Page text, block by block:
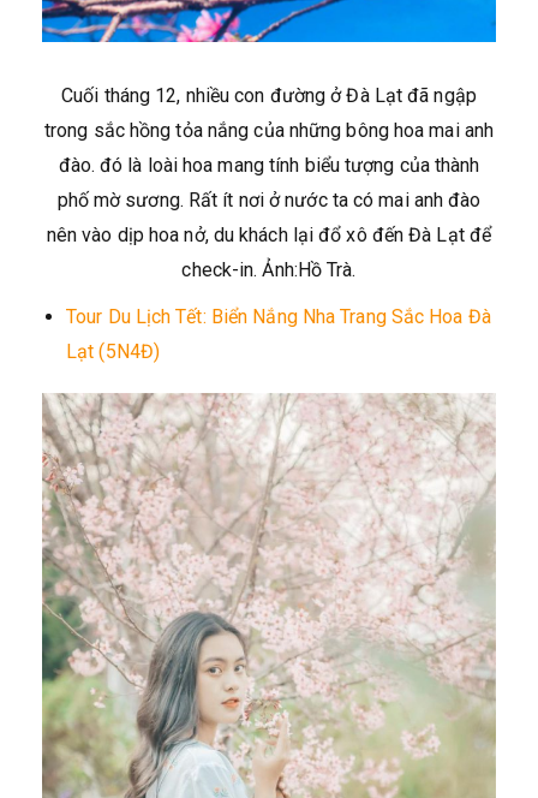
Cuối tháng 12, nhiều con đường ở Đà Lạt đã ngập
trong sắc hồng tỏa nắng của những bông hoa mai anh
đào. đó là loài hoa mang tính biểu tượng của thành
phố mờ sương. Rất ít nơi ở nước ta có mai anh đào
nên vào dịp hoa nở, du khách lại đổ xô đến Đà Lạt để
check-in. Ảnh:Hồ Trà.
Tour Du Lịch Tết: Biển Nắng Nha Trang Sắc Hoa Đà
Lạt (5N4Đ)